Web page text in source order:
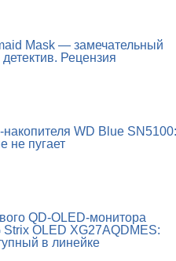
Mask — замечательный
Рецензия
WD Blue SN5100:
не пугает
QD-OLED-монитора
OLED XG27AQDMES:
в линейке